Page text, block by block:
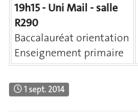
19h15 - Uni Mail - salle
R290
Baccalauréat orientation
Enseignement primaire
1 sept. 2014